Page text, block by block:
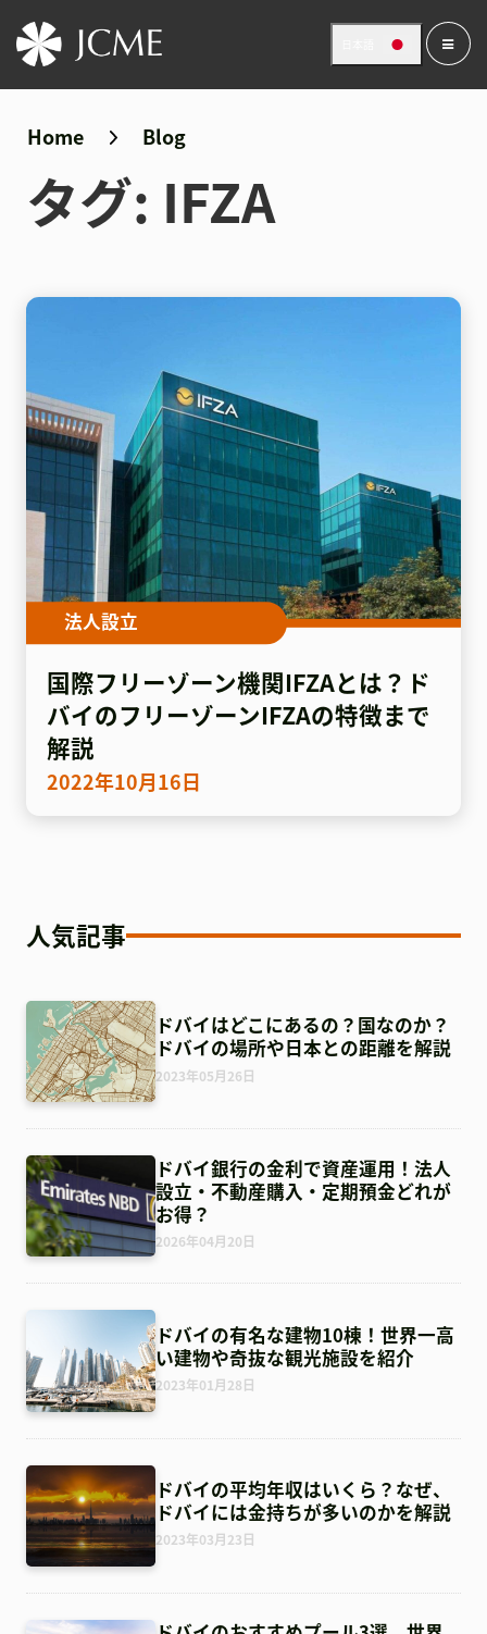
Home Blog
タグ: IFZA
法人設立
国際フリーゾーン機関IFZAとは？ド
バイのフリーゾーンIFZAの特徴まで
解説
2022年10月16日
人気記事
ドバイはどこにあるの？国なのか？
ドバイの場所や日本との距離を解説
2023年05月26日
ドバイ銀行の金利で資産運用！法人
設立・不動産購入・定期預金どれが
お得？
2026年04月20日
ドバイの有名な建物10棟！世界一高
い建物や奇抜な観光施設を紹介
2023年01月28日
ドバイの平均年収はいくら？なぜ、
ドバイには金持ちが多いのかを解説
2023年03月23日